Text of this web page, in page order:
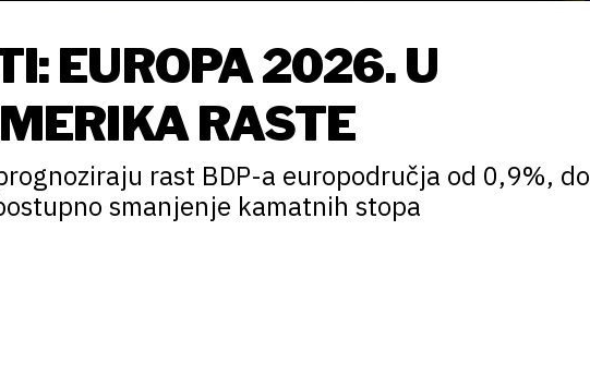
EUROPA 2026. U
RASTE
rast BDP-a europodručja od 0,9%,
smanjenje kamatnih stopa